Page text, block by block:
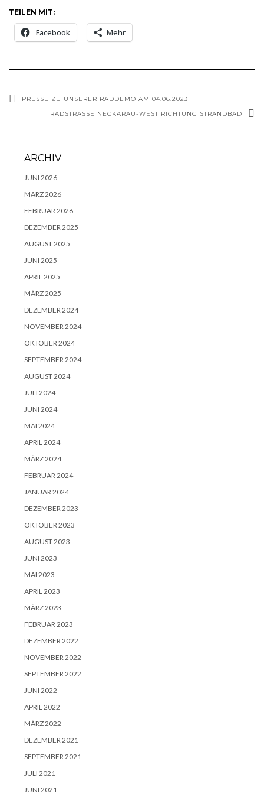
TEILEN MIT:
Facebook Mehr
PRESSE ZU UNSERER RADDEMO AM 04.06.2023
RADSTRASSE NECKARAU-WEST RICHTUNG STRANDBAD
ARCHIV
JUNI 2026
MÄRZ 2026
FEBRUAR 2026
DEZEMBER 2025
AUGUST 2025
JUNI 2025
APRIL 2025
MÄRZ 2025
DEZEMBER 2024
NOVEMBER 2024
OKTOBER 2024
SEPTEMBER 2024
AUGUST 2024
JULI 2024
JUNI 2024
MAI 2024
APRIL 2024
MÄRZ 2024
FEBRUAR 2024
JANUAR 2024
DEZEMBER 2023
OKTOBER 2023
AUGUST 2023
JUNI 2023
MAI 2023
APRIL 2023
MÄRZ 2023
FEBRUAR 2023
DEZEMBER 2022
NOVEMBER 2022
SEPTEMBER 2022
JUNI 2022
APRIL 2022
MÄRZ 2022
DEZEMBER 2021
SEPTEMBER 2021
JULI 2021
JUNI 2021